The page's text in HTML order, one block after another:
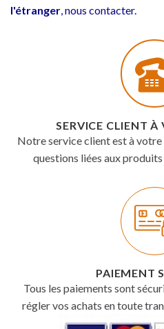
l'étranger , nous contacter.
SERVICE CLIENT
Notre service client est à
questions liées aux
PAIEMENT
Tous les paiements sont
régler vos achats en toute